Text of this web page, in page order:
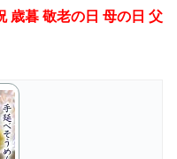
歳暮 敬老の日 母の日 父